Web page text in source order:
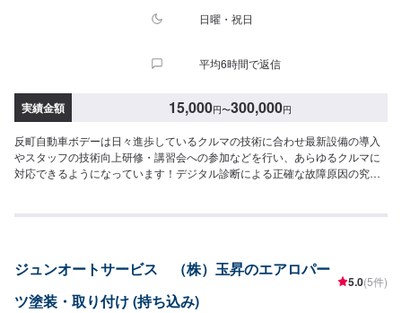
日曜・祝日
平均6時間で返信
実績金額 15,000円〜300,000円
反町自動車ボデーは日々進歩しているクルマの技術に合わせ最新設備の導入
やスタッフの技術向上研修・講習会への参加などを行い、あらゆるクルマに
対応できるようになっています！デジタル診断による正確な故障原因の究明
備士による点検・メンテナンス、クルマのパーツ交換や取り付け・カスタム
---------------------------【1】オファーにてお問い合わせ【2】お見積り【3】お
見積りにご納得いただければ作業開始【4】仕上がり次第納車〈納期につい
て〉通常1週間程度で納車いたします！車種や状態などにより作業内容が異な
ジュンオートサービス （株）玉昇のエアロパー
ツ塗装・取り付け (持ち込み)
5.0(5件)